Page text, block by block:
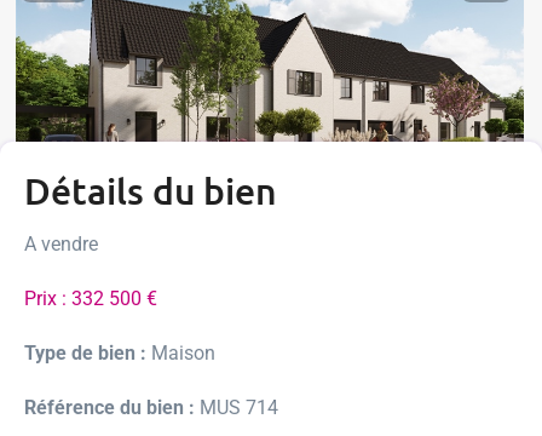
Détails du bien
A vendre
Prix : 332 500 €
Type de bien : Maison
Référence du bien : MUS 714